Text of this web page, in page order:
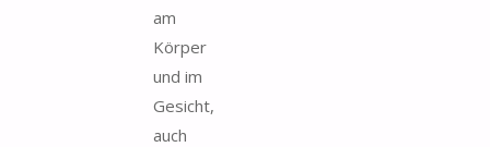
am
Körper
und im
Gesicht,
auch